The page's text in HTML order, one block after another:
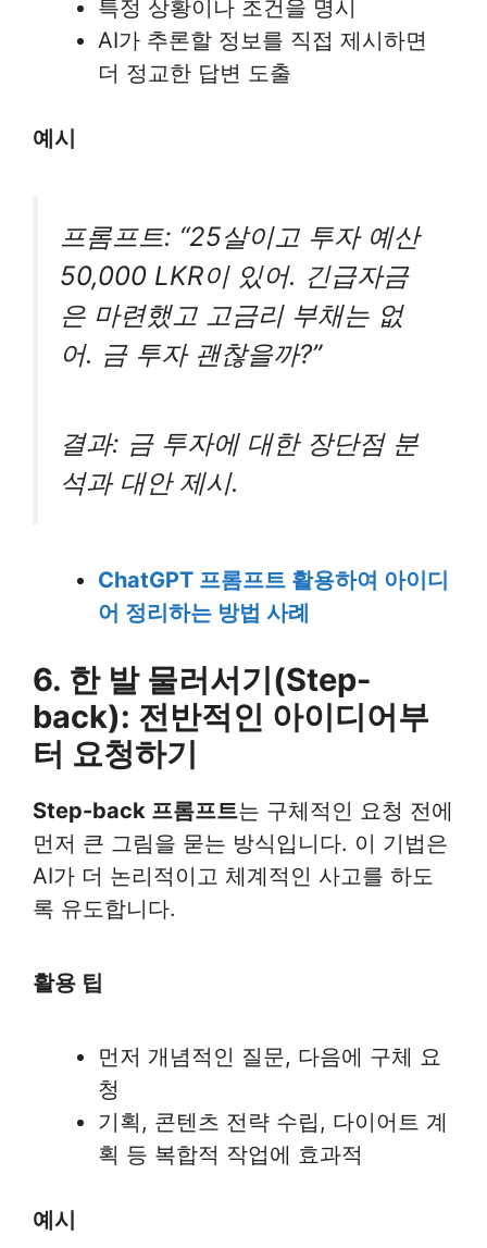
특정 상황이나 조건을 명시
AI가 추론할 정보를 직접 제시하면
더 정교한 답변 도출
예시
프롬프트: “25살이고 투자 예산
50,000 LKR이 있어. 긴급자금
은 마련했고 고금리 부채는 없
어. 금 투자 괜찮을까?”
결과: 금 투자에 대한 장단점 분
석과 대안 제시.
ChatGPT 프롬프트 활용하여 아이디
어 정리하는 방법 사례
6. 한 발 물러서기(Step-
back): 전반적인 아이디어부
터 요청하기
Step-back 프롬프트는 구체적인 요청 전에
먼저 큰 그림을 묻는 방식입니다. 이 기법은
AI가 더 논리적이고 체계적인 사고를 하도
록 유도합니다.
활용 팁
먼저 개념적인 질문, 다음에 구체 요
청
기획, 콘텐츠 전략 수립, 다이어트 계
획 등 복합적 작업에 효과적
예시